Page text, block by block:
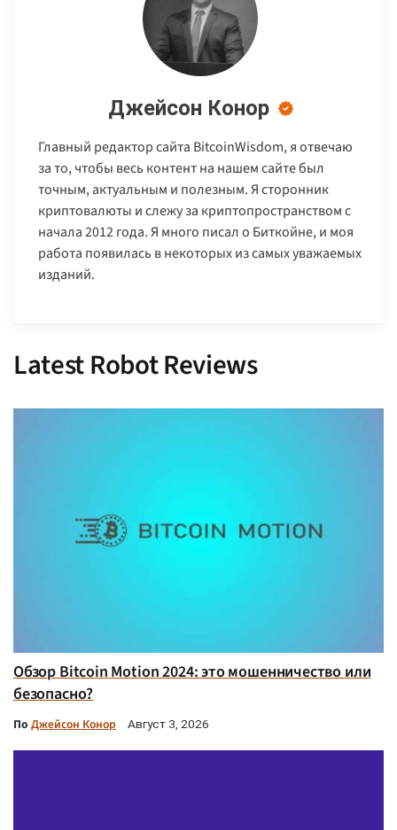
Джейсон Конор
Главный редактор сайта BitcoinWisdom, я отвечаю
за то, чтобы весь контент на нашем сайте был
точным, актуальным и полезным. Я сторонник
криптовалюты и слежу за криптопространством с
начала 2012 года. Я много писал о Биткойне, и моя
работа появилась в некоторых из самых уважаемых
изданий.
Latest Robot Reviews
Обзор Bitcoin Motion 2024: это мошенничество или
безопасно?
По Джейсон Конор Август 3, 2026